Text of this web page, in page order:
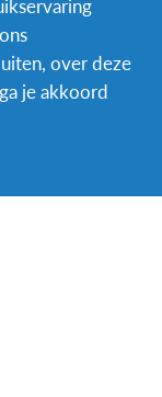
over deze
je akkoord